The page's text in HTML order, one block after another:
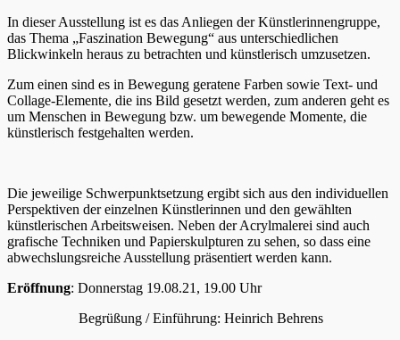
In dieser Ausstellung ist es das Anliegen der Künstlerinnengruppe,
das Thema „Faszination Bewegung“ aus unterschiedlichen
Blickwinkeln heraus zu betrachten und künstlerisch umzusetzen.
Zum einen sind es in Bewegung geratene Farben sowie Text- und
Collage-Elemente, die ins Bild gesetzt werden, zum anderen geht es
um Menschen in Bewegung bzw. um bewegende Momente, die
künstlerisch festgehalten werden.
Die jeweilige Schwerpunktsetzung ergibt sich aus den individuellen
Perspektiven der einzelnen Künstlerinnen und den gewählten
künstlerischen Arbeitsweisen. Neben der Acrylmalerei sind auch
grafische Techniken und Papierskulpturen zu sehen, so dass eine
abwechslungsreiche Ausstellung präsentiert werden kann.
Eröffnung: Donnerstag 19.08.21, 19.00 Uhr
Begrüßung / Einführung: Heinrich Behrens